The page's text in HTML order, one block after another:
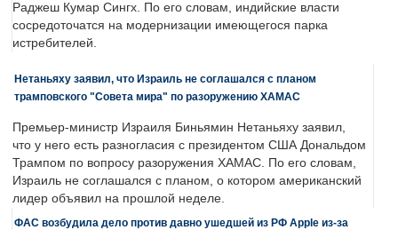
Раджеш Кумар Сингх. По его словам, индийские власти
сосредоточатся на модернизации имеющегося парка
истребителей.
Нетаньяху заявил, что Израиль не соглашался с планом
трамповского "Совета мира" по разоружению ХАМАС
Премьер-министр Израиля Биньямин Нетаньяху заявил,
что у него есть разногласия с президентом США Дональдом
Трампом по вопросу разоружения ХАМАС. По его словам,
Израиль не соглашался с планом, о котором американский
лидер объявил на прошлой неделе.
ФАС возбудила дело против давно ушедшей из РФ Apple из-за